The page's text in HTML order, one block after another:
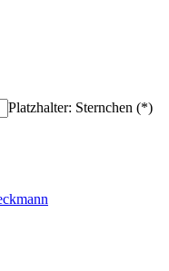
Platzhalter: Sternchen (*)